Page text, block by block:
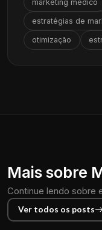
marketing medico
estratégias de
otimização
Mais sobre
Continue lendo sobre
Ver todos os posts